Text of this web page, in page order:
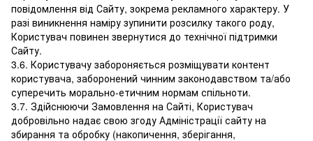
повідомлення від Сайту, зокрема рекламного характеру. У
разі виникнення наміру зупинити розсилку такого роду,
Користувач повинен звернутися до технічної підтримки
Сайту.
3.6. Користувачу забороняється розміщувати контент
користувача, заборонений чинним законодавством та/або
суперечить морально-етичним нормам спільноти.
3.7. Здійснюючи Замовлення на Сайті, Користувач
добровільно надає свою згоду Адміністрації сайту на
збирання та обробку (накопичення, зберігання,